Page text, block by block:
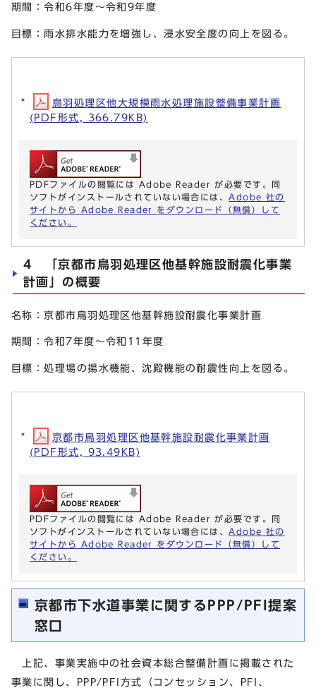
期間：令和6年度～令和9年度
目標：雨水排水能力を増強し、浸水安全度の向上を図る。
鳥羽処理区他大規模雨水処理施設整備事業計画
(PDF形式, 366.79KB)
PDFファイルの閲覧には Adobe Reader が必要です。同
ソフトがインストールされていない場合には、 Adobe 社の
サイトから Adobe Reader をダウンロード（無償）して
ください。
4 「京都市鳥羽処理区他基幹施設耐震化事業
計画」の概要
名称：京都市鳥羽処理区他基幹施設耐震化事業計画
期間：令和7年度～令和11年度
目標：処理場の揚水機能、沈殿機能の耐震性向上を図る。
京都市鳥羽処理区他基幹施設耐震化事業計画
(PDF形式, 93.49KB)
PDFファイルの閲覧には Adobe Reader が必要です。同
ソフトがインストールされていない場合には、 Adobe 社の
サイトから Adobe Reader をダウンロード（無償）して
ください。
京都市下水道事業に関するPPP/PFI提案
窓口
上記、事業実施中の社会資本総合整備計画に掲載された
事業に関し、PPP/PFI方式（コンセッション、PFI、